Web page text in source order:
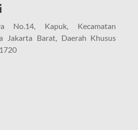
No.14, Kapuk, Kecamatan
Jakarta Barat, Daerah Khusus